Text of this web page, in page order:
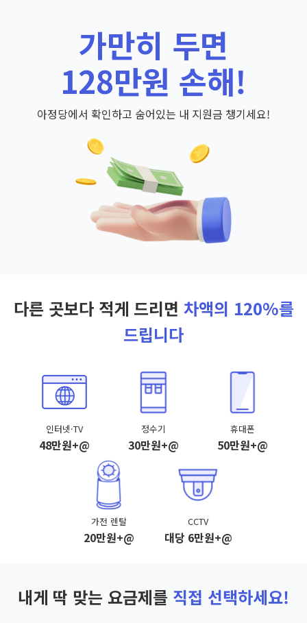
가만히 두면
128만원 손해!
아정당에서 확인하고 숨어있는 내 지원금 챙기세요!
다른 곳보다 적게 드리면 차액의 120%를
드립니다
인터넷·TV
48만원+@
정수기
30만원+@
휴대폰
50만원+@
가전 렌탈
20만원+@
CCTV
대당 6만원+@
내게 딱 맞는 요금제를 직접 선택하세요!